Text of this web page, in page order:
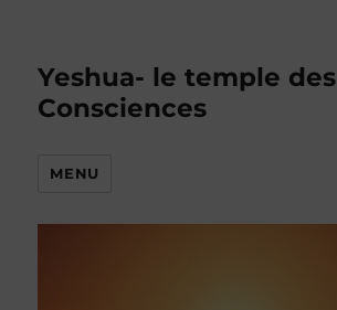
Yeshua- le temple des
Consciences
MENU